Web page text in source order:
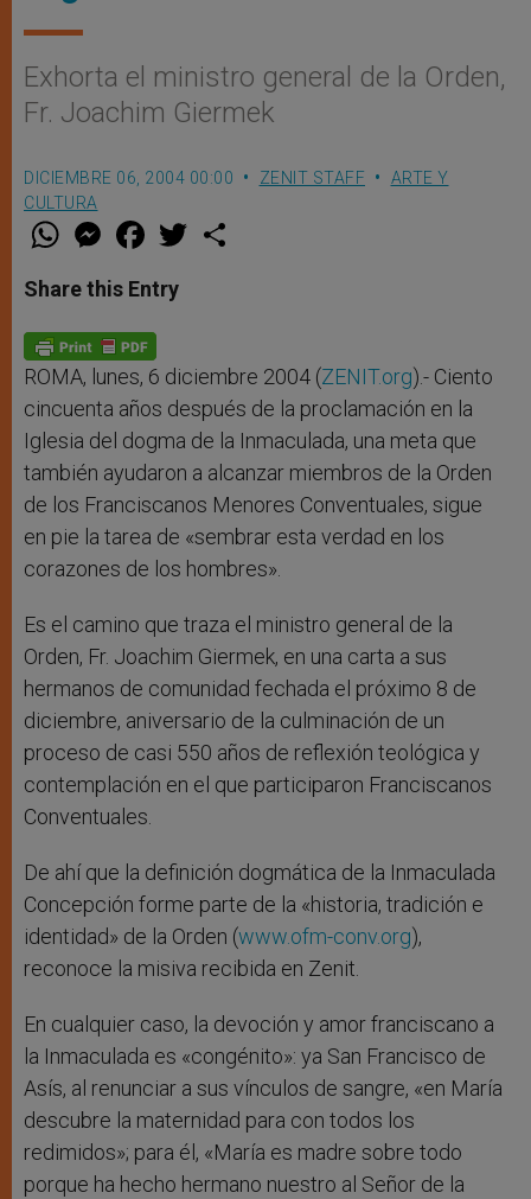
Exhorta el ministro general de la Orden,
Fr. Joachim Giermek
DICIEMBRE 06, 2004 00:00 ZENIT STAFF
ARTE Y
CULTURA
W
t
s
p
p
M
e
s
e
g
e
r
F
a
e
b
o
k
w
Share this Entry
ROMA, lunes, 6 diciembre 2004 (ZENIT.org).- Ciento
cincuenta años después de la proclamación en la
Iglesia del dogma de la Inmaculada, una meta que
también ayudaron a alcanzar miembros de la Orden
de los Franciscanos Menores Conventuales, sigue
en pie la tarea de «sembrar esta verdad en los
corazones de los hombres».
Es el camino que traza el ministro general de la
Orden, Fr. Joachim Giermek, en una carta a sus
hermanos de comunidad fechada el próximo 8 de
diciembre, aniversario de la culminación de un
proceso de casi 550 años de reflexión teológica y
contemplación en el que participaron Franciscanos
Conventuales.
De ahí que la definición dogmática de la Inmaculada
Concepción forme parte de la «historia, tradición e
identidad» de la Orden (www.ofm-conv.org),
reconoce la misiva recibida en Zenit.
En cualquier caso, la devoción y amor franciscano a
la Inmaculada es «congénito»: ya San Francisco de
Asís, al renunciar a sus vínculos de sangre, «en María
descubre la maternidad para con todos los
redimidos»; para él, «María es madre sobre todo
porque ha hecho hermano nuestro al Señor de la